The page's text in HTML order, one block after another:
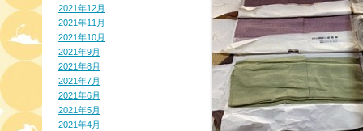
2021年12月
2021年11月
2021年10月
2021年9月
2021年8月
2021年7月
2021年6月
2021年5月
2021年4月